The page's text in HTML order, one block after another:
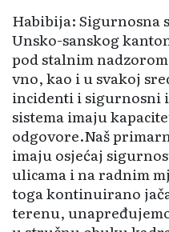
Habibija: Sigurnosna
Unsko-sanskog
pod stalnim
vno, kao i u svakoj
incidenti i sigurnosni
sistema imaju
odgovore.Naš
imaju osjećaj
ulicama i na radnim
toga kontinuirano
terenu,